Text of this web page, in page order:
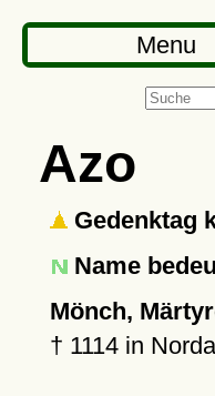
Menu
Azo
Gedenktag
Name
Mönch,
† 1114in